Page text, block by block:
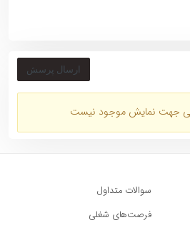
ارسال پرسش
جهت نمایش موجود نیست
سوالات متداول
فرصت‌های شغلی